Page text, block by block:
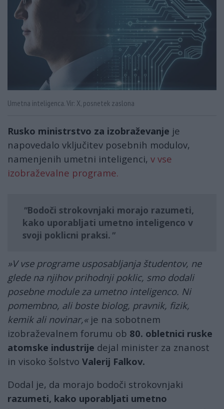
Umetna inteligenca. Vir: X, posnetek zaslona
Rusko ministrstvo za izobraževanje je
napovedalo vključitev posebnih modulov,
namenjenih umetni inteligenci, v vse
izobraževalne programe.
Bodoči strokovnjaki morajo razumeti,
kako uporabljati umetno inteligenco v
svoji poklicni praksi.
»V vse programe usposabljanja študentov, ne
glede na njihov prihodnji poklic, smo dodali
posebne module za umetno inteligenco. Ni
pomembno, ali boste biolog, pravnik, fizik,
kemik ali novinar,«je na sobotnem
izobraževalnem forumu ob 80. obletnici ruske
atomske industrije dejal minister za znanost
in visoko šolstvo Valerij Falkov.
Dodal je, da morajo bodoči strokovnjaki
razumeti, kako uporabljati umetno